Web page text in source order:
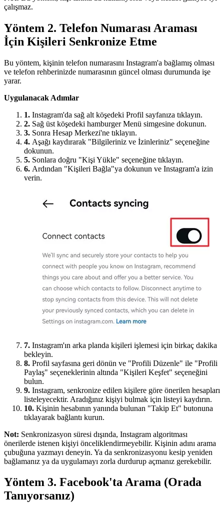
çalışmaz.
Yöntem 2. Telefon Numarası Araması
İçin Kişileri Senkronize Etme
Bu yöntem, kişinin telefon numarasını Instagram'a bağlamış olması
ve telefon rehberinizde numarasının güncel olması durumunda işe
yarar.
Uygulanacak Adımlar
1. Instagram'da sağ alt köşedeki Profil sayfanıza tıklayın.
2. Sağ üst köşedeki hamburger Menü simgesine dokunun.
3. Sonra Hesap Merkezi'ne tıklayın.
4. Aşağı kaydırarak "Bilgileriniz ve İzinleriniz" seçeneğine
dokunun.
5. Sonlara doğru "Kişi Yükle" seçeneğine tıklayın.
6. Ardından "Kişileri Bağla"ya dokunun ve Instagram'a izin
verin.
7. Instagram'ın arka planda kişileri işlemesi için birkaç dakika
bekleyin.
8. Profil sayfasına geri dönün ve "Profili Düzenle" ile "Profili
Paylaş" seçeneklerinin altında "Kişileri Keşfet" seçeneğini
bulun.
9. Instagram, senkronize edilen kişilere göre önerilen hesapları
listeleyecektir. Aradığınız kişiyi bulmak için listeyi kaydırın.
10. Kişinin hesabının yanında bulunan "Takip Et" butonuna
tıklayarak bağlantı kurun.
Not: Senkronizasyon süresi dışında, Instagram algoritması
önerilerde istenen kişiyi önceliklendirmeyebilir. Kişinin adını arama
çubuğuna yazmayı deneyin. Ya da senkronizasyonu kesip yeniden
bağlamanız ya da uygulamayı zorla durdurup açmanız gerekebilir.
Yöntem 3. Facebook'ta Arama (Orada
Tanıyorsanız)